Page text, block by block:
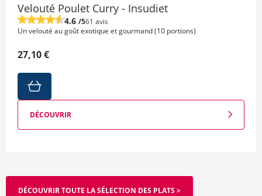
Velouté Poulet Curry - Insudiet
4.6 /561 avis
Un velouté au goût exotique et gourmand (10 portions)
27,10 €
DÉCOUVRIR
DÉCOUVRIR TOUTE LA SÉLECTION DES PLATS >